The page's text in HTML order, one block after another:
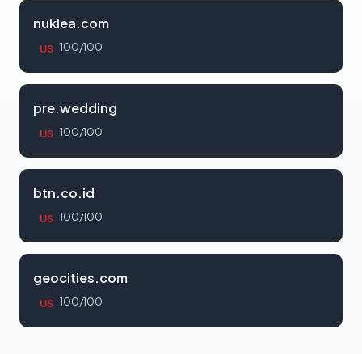
nuklea.com
US 100/100
pre.wedding
US 100/100
btn.co.id
US 100/100
geocities.com
US 100/100